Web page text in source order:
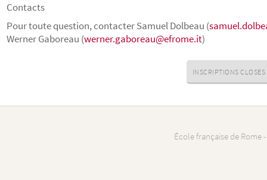
Contacts
Pour toute question, contacter Samuel Dolbeau (
Werner Gaboreau (werner.gaboreau@efrome.it)
INSCRIPTIONS CLOSES
École française de Rome -